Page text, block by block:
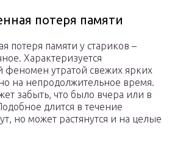
потеря памяти
потеря памяти у стариков –
Характеризуется
феномен утратой свежих ярких
на непродолжительное время.
забыть, что было вчера или в
длится в течение
но может растянутся и на целые